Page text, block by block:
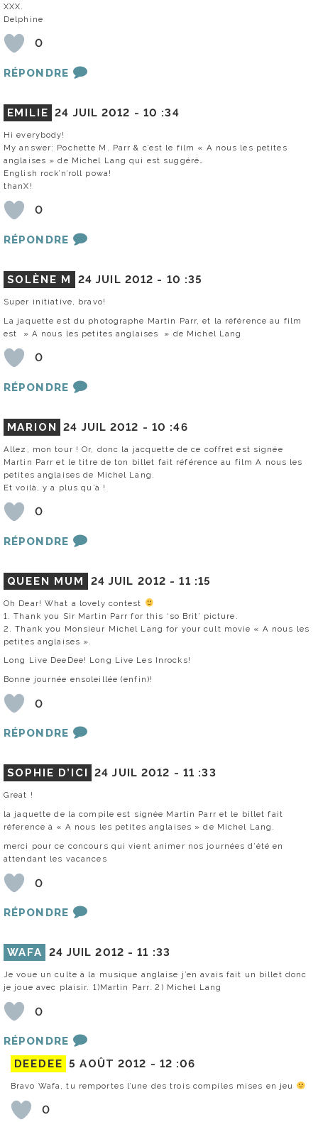
XXX.
Delphine
0
RÉPONDRE
EMILIE 24 JUIL 2012 - 10 :34
Hi everybody!
My answer: Pochette M. Parr & c’est le film « A nous les petites
anglaises » de Michel Lang qui est suggéré…
English rock’n’roll powa!
thanX!
0
RÉPONDRE
SOLÈNE M 24 JUIL 2012 - 10 :35
Super initiative, bravo!
La jaquette est du photographe Martin Parr, et la référence au film
est » A nous les petites anglaises » de Michel Lang
0
RÉPONDRE
MARION 24 JUIL 2012 - 10 :46
Allez, mon tour ! Or, donc la jacquette de ce coffret est signée
Martin Parr et le titre de ton billet fait référence au film A nous les
petites anglaises de Michel Lang.
Et voilà, y a plus qu’à !
0
RÉPONDRE
QUEEN MUM 24 JUIL 2012 -11 :15
Oh Dear! What a lovely contest
1. Thank you Sir Martin Parr for this ‘so Brit’ picture.
2. Thank you Monsieur Michel Lang for your cult movie « A nous les
petites anglaises ».
Long Live DeeDee! Long Live Les Inrocks!
Bonne journée ensoleillée (enfin)!
0
RÉPONDRE
SOPHIE D’ICI 24 JUIL 2012 - 11 :33
Great !
la jaquette de la compile est signée Martin Parr et le billet fait
réference à « A nous les petites anglaises » de Michel Lang.
merci pour ce concours qui vient animer nos journées d’été en
attendant les vacances
0
RÉPONDRE
WAFA 24 JUIL 2012 -11 :33
Je voue un culte à la musique anglaise j’en avais fait un billet donc
je joue avec plaisir. 1)Martin Parr. 2) Michel Lang
0
RÉPONDRE
DEEDEE 5 AOÛT 2012 - 12 :06
Bravo Wafa, tu remportes l’une des trois compiles mises en jeu
0